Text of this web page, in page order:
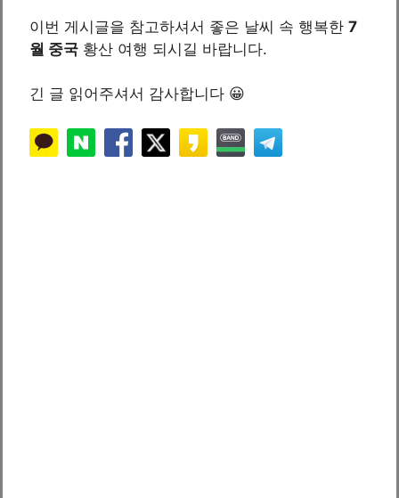
이번 게시글을 참고하셔서 좋은 날씨 속 행복한 7
월 중국 황산 여행 되시길 바랍니다.
긴 글 읽어주셔서 감사합니다 😀